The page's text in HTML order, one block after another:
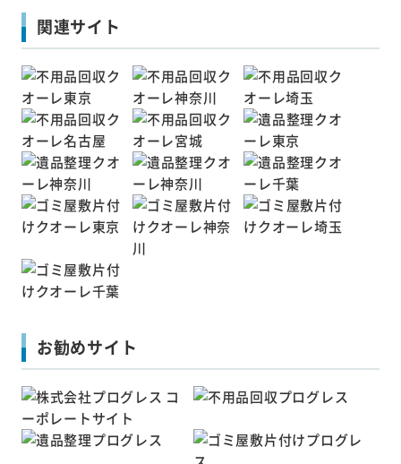
関連サイト
お勧めサイト